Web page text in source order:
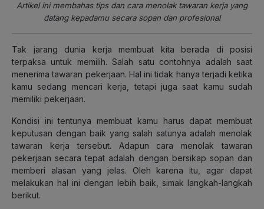
Artikel ini membahas tips dan cara menolak tawaran kerja yang
datang kepadamu secara sopan dan profesional
Tak jarang dunia kerja membuat kita berada di posisi
terpaksa untuk memilih. Salah satu contohnya adalah saat
menerima tawaran pekerjaan. Hal ini tidak hanya terjadi ketika
kamu sedang mencari kerja, tetapi juga saat kamu sudah
memiliki pekerjaan.
Kondisi ini tentunya membuat kamu harus dapat membuat
keputusan dengan baik yang salah satunya adalah menolak
tawaran kerja tersebut. Adapun cara menolak tawaran
pekerjaan secara tepat adalah dengan bersikap sopan dan
memberi alasan yang jelas. Oleh karena itu, agar dapat
melakukan hal ini dengan lebih baik, simak langkah-langkah
berikut.